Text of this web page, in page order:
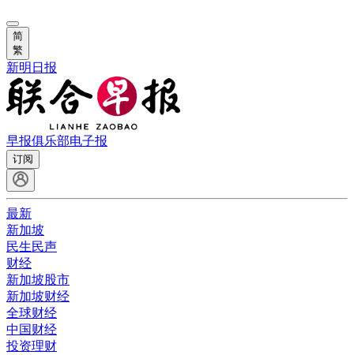
简
繁
新明日报
早报俱乐部电子报
订阅
最新
新加坡
民生民声
财经
新加坡股市
新加坡财经
全球财经
中国财经
投资理财